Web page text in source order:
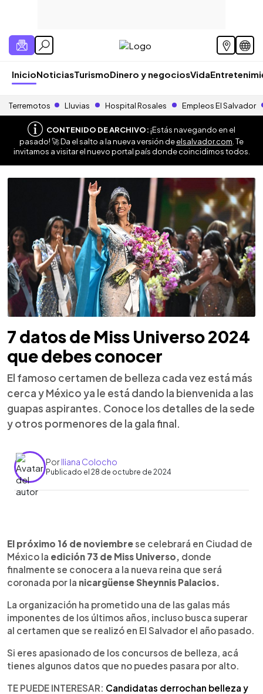
InicioNoticiasTurismoDinero y negociosVida
Terremotos Lluvias Hospital Rosales Empleos El Salvador
CONTENIDO DE ARCHIVO:¡Estás navegando en el
pasado! 🚀 Da el salto a la nueva versión deelsalvador.com . Te
invitamos a visitar el nuevo portal país donde coincidimos todos.
7 datos de Miss Universo 2024
que debes conocer
El famoso certamen de belleza cada vez está más
cerca y México ya le está dando la bienvenida a las
guapas aspirantes. Conoce los detalles de la sede
y otros pormenores de la gala final.
PorIliana Colocho
Publicado el 28 de octubre de 2024
► Escuchar artículo
El próximo 16 de noviembrese celebrará en Ciudad de
México la edición 73 de Miss Universo, donde
finalmente se conocera a la nueva reina que será
coronada por la nicargüense Sheynnis Palacios.
La organización ha prometido una de las galas más
imponentes de los últimos años, incluso busca superar
al certamen que se realizó en El Salvador el año pasado.
Si eres apasionado de los concursos de belleza, acá
tienes algunos datos que no puedes pasara por alto.
TE PUEDE INTERESAR: Candidatas derrochan belleza y